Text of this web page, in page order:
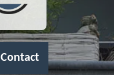
Contact